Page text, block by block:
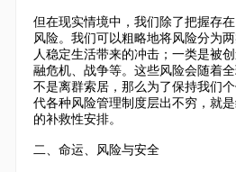
但在现实情境中，我们除了把握存
风险。我们可以粗略地将风险分为
人稳定生活带来的冲击；一类是被
融危机、战争等。这些风险会随着
不是离群索居，那么为了保持我们
代各种风险管理制度层出不穷，就
的补救性安排。
二、命运、风险与安全